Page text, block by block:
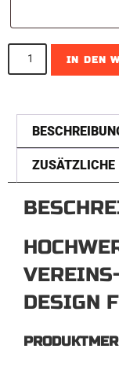
IN DEN
ZUSÄTZLICHE
DESIGN